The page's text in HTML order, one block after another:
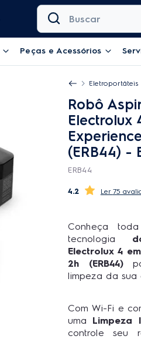
Buscar
Peças e Acessórios
Eletroportáteis
Robô
Electrolux
(ERB44) -
ERB44
4.2 75
Conheça
tecnologia
Electrolux 4
2h (ERB44)
limpeza da sua
Com Wi-Fi e
uma Limpeza
controle seu